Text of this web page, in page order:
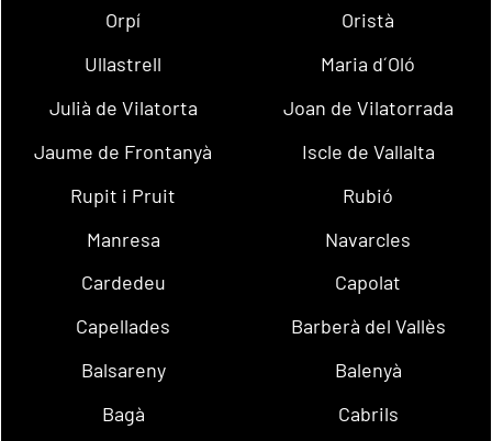
Orpí
Oristà
Ullastrell
Maria d´Oló
Julià de Vilatorta
Joan de Vilatorrada
Jaume de Frontanyà
Iscle de Vallalta
Rupit i Pruit
Rubió
Manresa
Navarcles
Cardedeu
Capolat
Capellades
Barberà del Vallès
Balsareny
Balenyà
Bagà
Cabrils